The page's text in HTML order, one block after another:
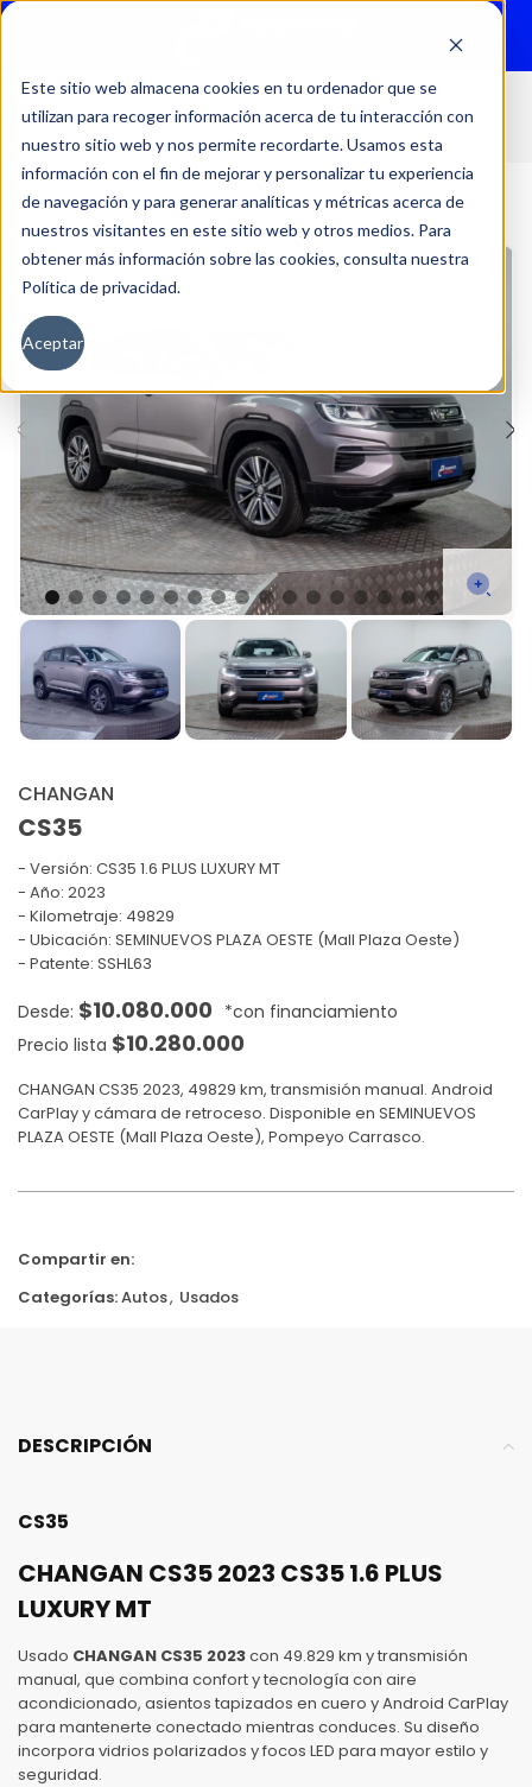
Este sitio web almacena cookies en tu ordenador que se
utilizan para recoger información acerca de tu interacción con
nuestro sitio web y nos permite recordarte. Usamos esta
información con el fin de mejorar y personalizar tu experiencia
de navegación y para generar analíticas y métricas acerca de
nuestros visitantes en este sitio web y otros medios. Para
obtener más información sobre las cookies, consulta nuestra
Política de privacidad.
Aceptar
Inicio Autos
CHANGAN
CS35
Versión: CS35 1.6 PLUS LUXURY MT
Año: 2023
Kilometraje: 49829
Ubicación: SEMINUEVOS PLAZA OESTE (Mall Plaza Oeste)
Patente: SSHL63
$10.080.000
Precio lista $10.280.000
CHANGAN CS35 2023, 49829 km, transmisión manual. Android
CarPlay y cámara de retroceso. Disponible en SEMINUEVOS
PLAZA OESTE (Mall Plaza Oeste), Pompeyo Carrasco.
Compartir en:
Categorías:Autos, Usados
DESCRIPCIÓN
CS35
CHANGAN CS35 2023 CS35 1.6 PLUS
LUXURY MT
Usado CHANGAN CS35 2023con 49.829 km y transmisión
manual, que combina confort y tecnología con aire
acondicionado, asientos tapizados en cuero y Android CarPlay
para mantenerte conectado mientras conduces. Su diseño
incorpora vidrios polarizados y focos LED para mayor estilo y
seguridad.